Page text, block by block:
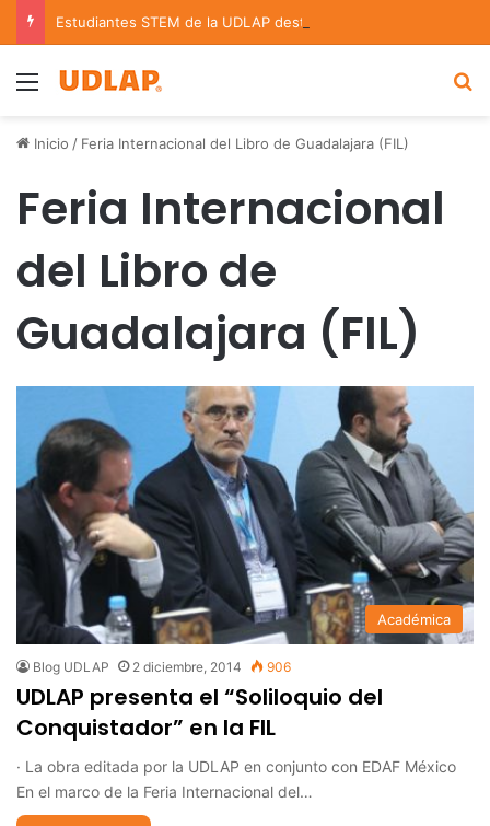
Menu
Inicio / Feria Internacional del Libro de Guadalajara (FIL)
Feria Internacional
del Libro de
Guadalajara (FIL)
Académica
Blog UDLAP 2 diciembre, 2014 906
UDLAP presenta el “Soliloquio del
Conquistador” en la FIL
· La obra editada por la UDLAP en conjunto con EDAF México
En el marco de la Feria Internacional del…